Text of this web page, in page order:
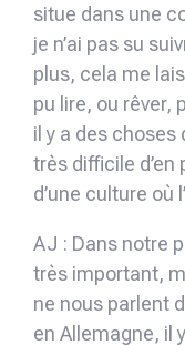
situe dans une
je n’ai pas su
plus, cela me
pu lire, ou rêver,
il y a des choses
très difficile d’en
d’une culture où
AJ : Dans notre
très important,
ne nous parlent
en Allemagne, il